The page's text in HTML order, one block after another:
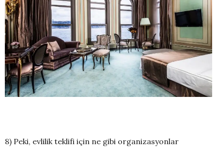
8) Peki, evlilik teklifi için ne gibi organizasyonlar